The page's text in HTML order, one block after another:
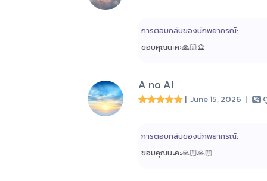
การตอบกลับของนักพยากรณ์:
ขอบคุณนะคะ🙏🏻🔮
A no AI
| June 15, 2026 |
การตอบกลับของนักพยากรณ์:
ขอบคุณนะคะ🙏🏻🙏🏻